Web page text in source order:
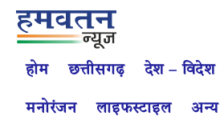
होम छत्तीसगढ़ देश – विदेश
मनोरंजन लाइफस्टाइल अन्य